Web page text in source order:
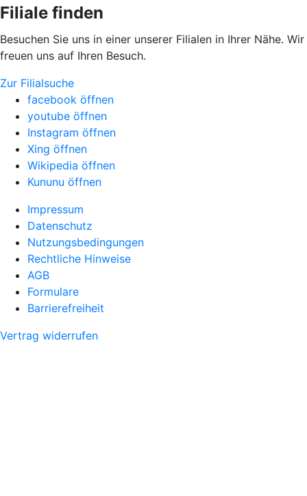
Filiale finden
Besuchen Sie uns in einer unserer Filialen in Ihrer Nähe. Wir
freuen uns auf Ihren Besuch.
Zur Filialsuche
facebook öffnen
youtube öffnen
Instagram öffnen
Xing öffnen
Wikipedia öffnen
Kununu öffnen
Impressum
Datenschutz
Nutzungsbedingungen
Rechtliche Hinweise
AGB
Formulare
Barrierefreiheit
Vertrag widerrufen